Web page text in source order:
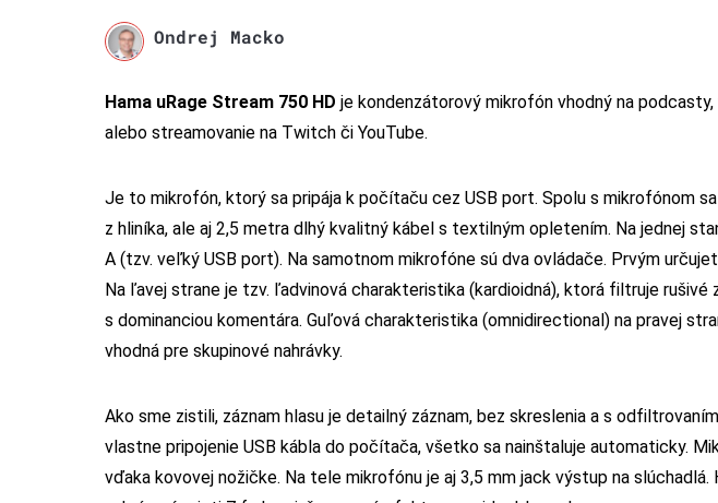
Ondrej Macko
Hama uRage Stream 750 HD je kondenzátorový mikrofón vhodný na podcasty,
alebo streamovanie na Twitch či YouTube.
Je to mikrofón, ktorý sa pripája k počítaču cez USB port. Spolu s mikrofónom
z hliníka, ale aj 2,5 metra dlhý kvalitný kábel s textilným opletením. Na jednej
A (tzv. veľký USB port). Na samotnom mikrofóne sú dva ovládače. Prvým
Na ľavej strane je tzv. ľadvinová charakteristika (kardioidná), ktorá filtruje rušivé
s dominanciou komentára. Guľová charakteristika (omnidirectional) na pravej
vhodná pre skupinové nahrávky.
Ako sme zistili, záznam hlasu je detailný záznam, bez skreslenia a s
vlastne pripojenie USB kábla do počítača, všetko sa nainštaluje automaticky.
vďaka kovovej nožičke. Na tele mikrofónu je aj 3,5 mm jack výstup na slúchadlá.